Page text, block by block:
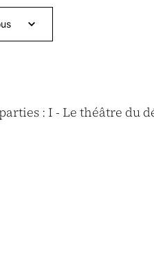
: I - Le théâtre du